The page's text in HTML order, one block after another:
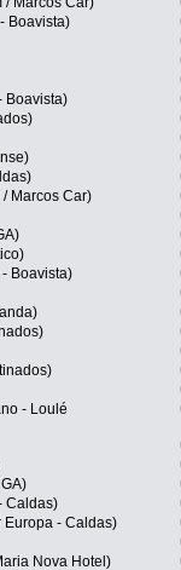
Boavista)
Boavista)
Marcos Car)
Boavista)
- Loulé
Caldas)
Europa - Caldas)
Nova Hotel)